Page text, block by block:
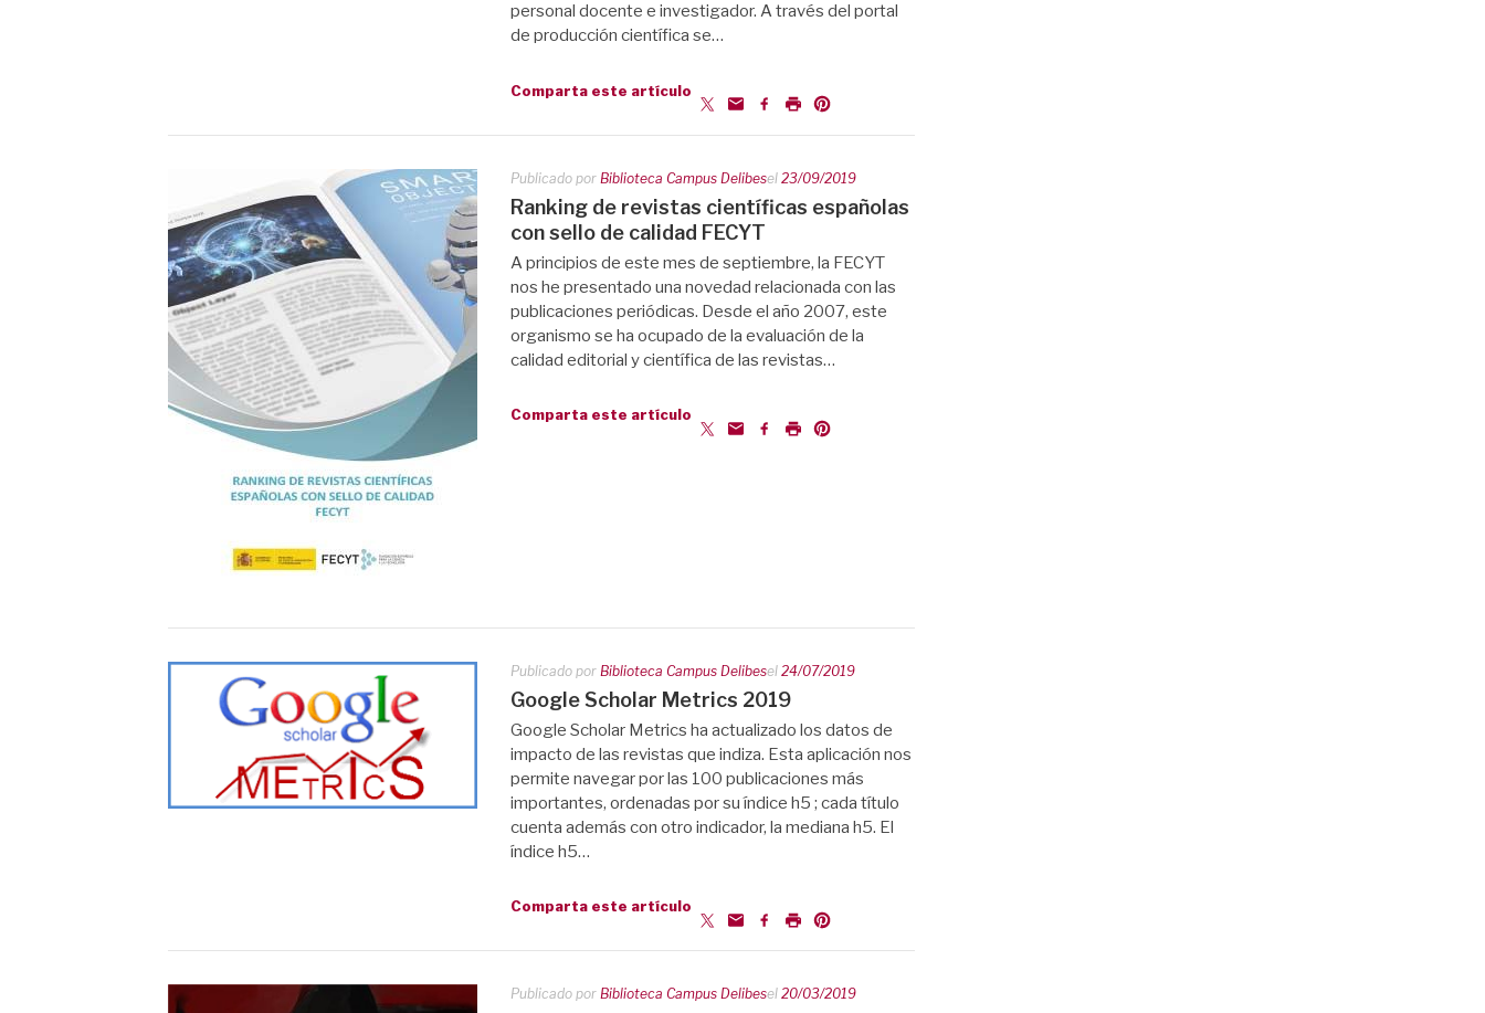
personal docente e investigador. A través del portal
de producción científica se…
Comparta este artículo
Publicado por Biblioteca Campus Delibesel 23/09/2019
Ranking de revistas científicas españolas
con sello de calidad FECYT
A principios de este mes de septiembre, la FECYT
nos he presentado una novedad relacionada con las
publicaciones periódicas. Desde el año 2007, este
organismo se ha ocupado de la evaluación de la
calidad editorial y científica de las revistas…
Comparta este artículo
Publicado por Biblioteca Campus Delibesel 24/07/2019
Google Scholar Metrics 2019
Google Scholar Metrics ha actualizado los datos de
impacto de las revistas que indiza. Esta aplicación nos
permite navegar por las 100 publicaciones más
importantes, ordenadas por su índice h5 ; cada título
cuenta además con otro indicador, la mediana h5. El
índice h5…
Comparta este artículo
Publicado por Biblioteca Campus Delibesel 20/03/2019